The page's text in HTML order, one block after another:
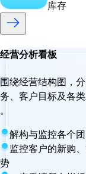
库存
经营分析看板
围绕经营结构图，
务、客户目标及各
。
解构与监控各个
监控客户的新购
势